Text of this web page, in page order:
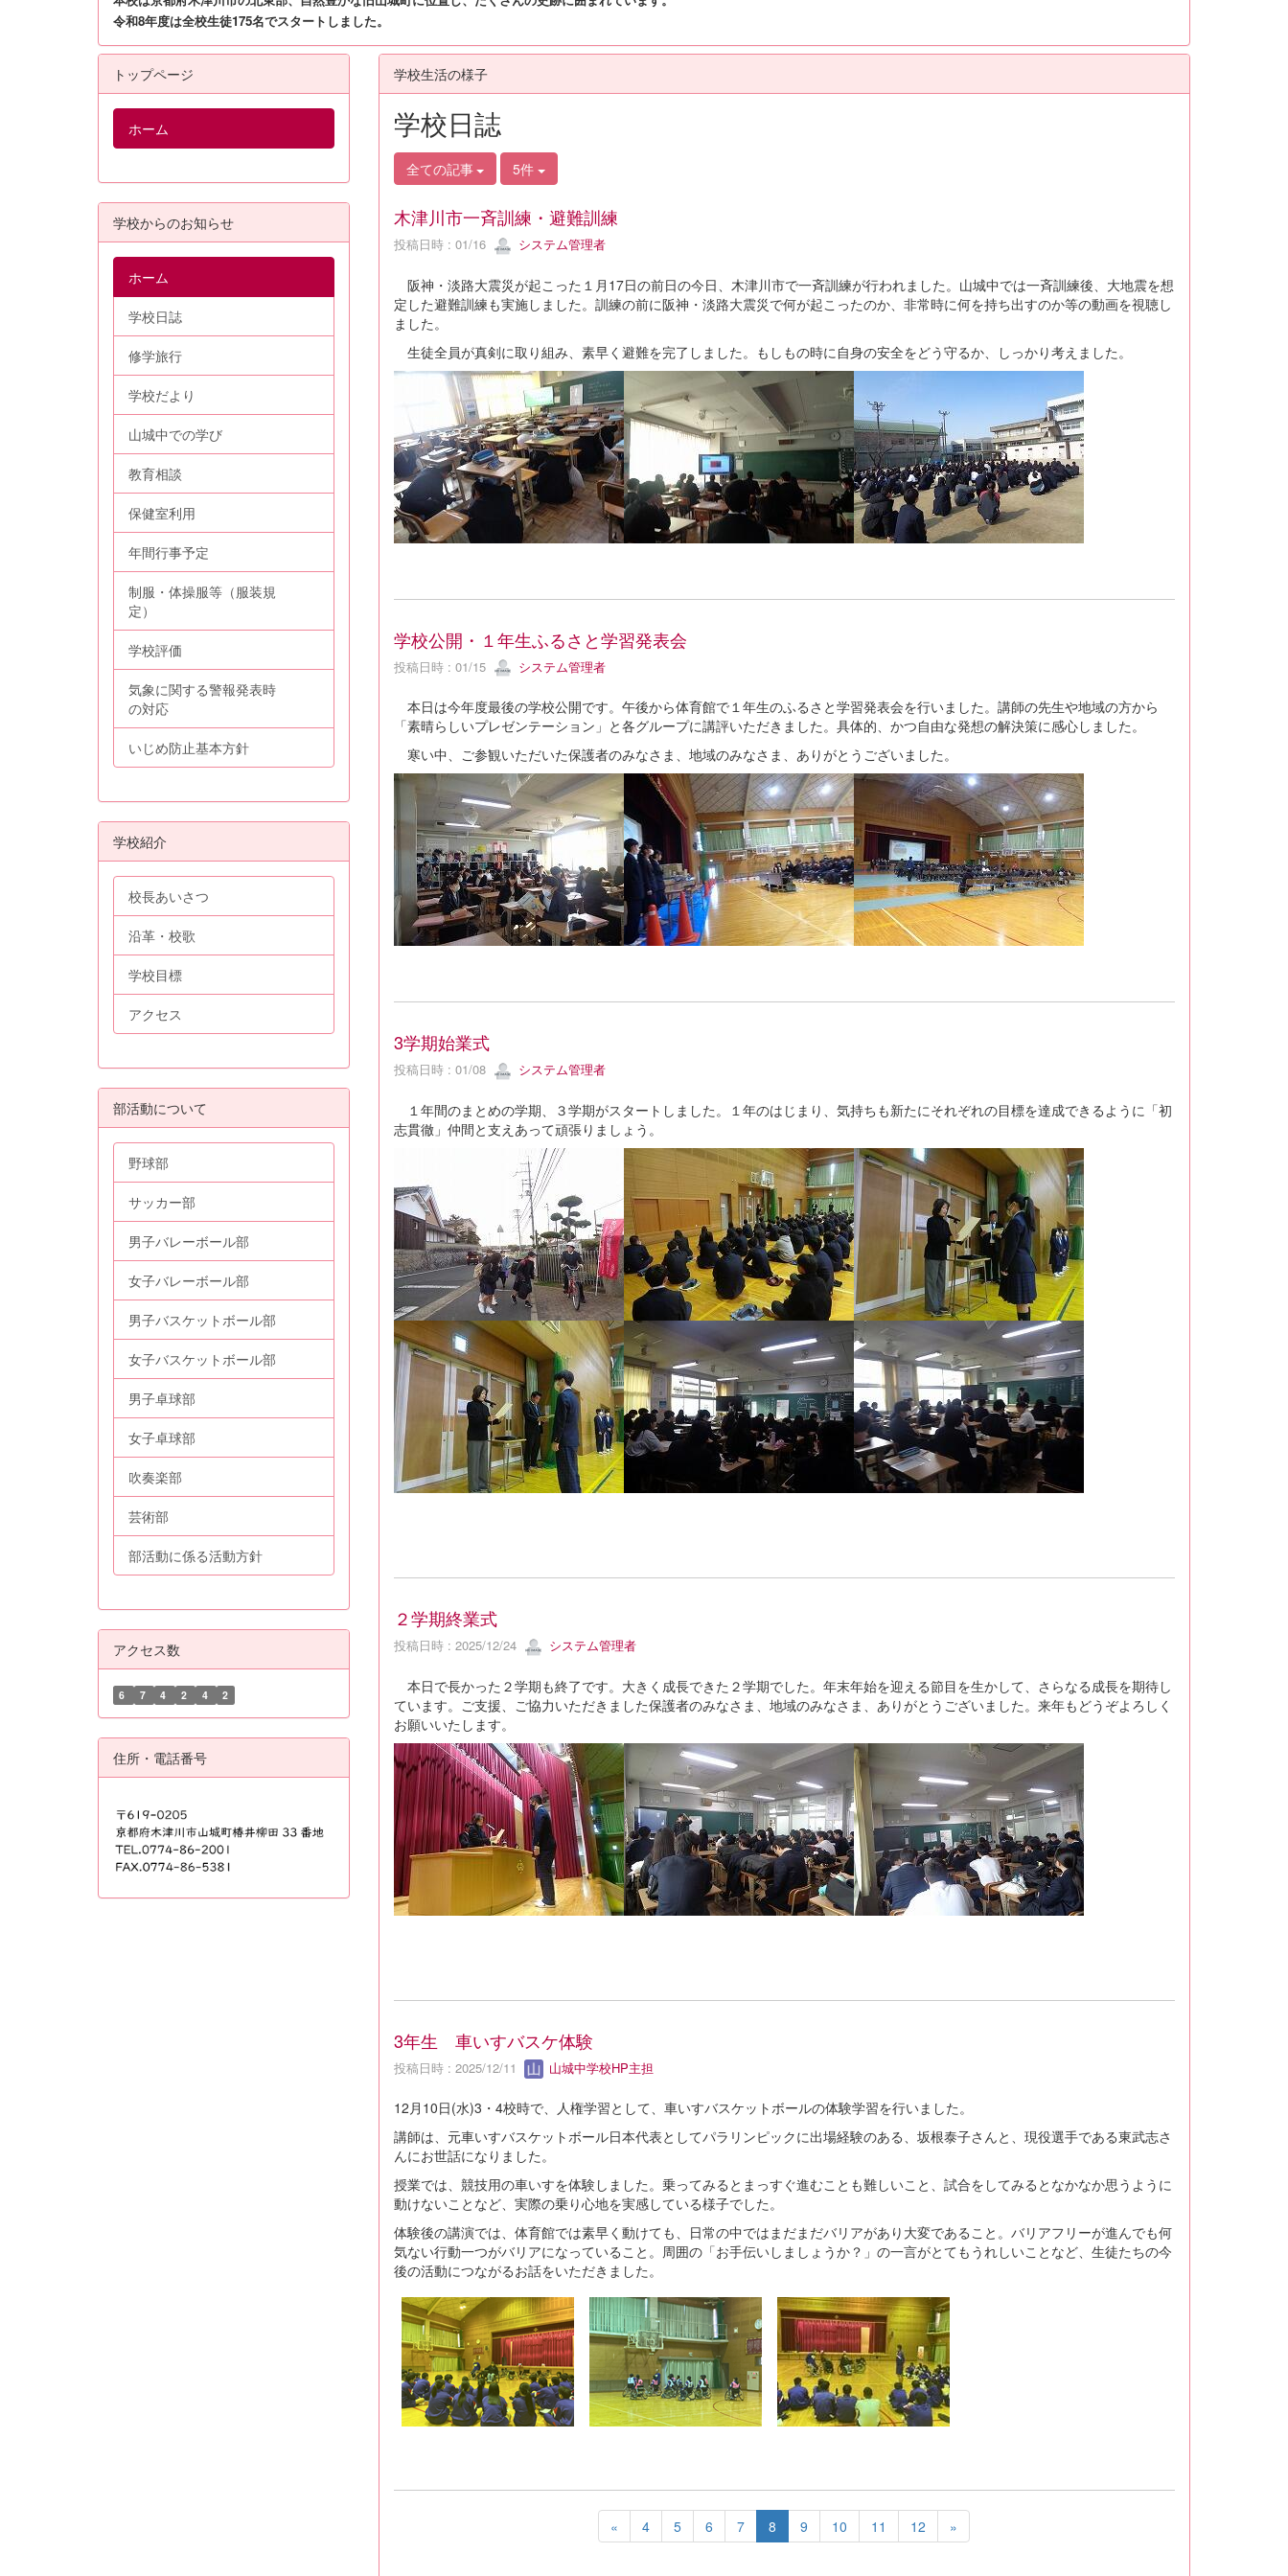
令和8年度は全校生徒175名でスタートしました。
学校生活の様子
学校日誌
全ての記事 5件
木津川市一斉訓練・避難訓練
投稿日時 : 01/16 システム管理者
阪神・淡路大震災が起こった１月17日の前日の今日、木津川市で一斉訓練が行われました。山城中では一斉訓練後、大地震を想
定した避難訓練も実施しました。訓練の前に阪神・淡路大震災で何が起こったのか、非常時に何を持ち出すのか等の動画を視聴し
ました。
生徒全員が真剣に取り組み、素早く避難を完了しました。もしもの時に自身の安全をどう守るか、しっかり考えました。
学校公開・１年生ふるさと学習発表会
投稿日時 : 01/15 システム管理者
本日は今年度最後の学校公開です。午後から体育館で１年生のふるさと学習発表会を行いました。講師の先生や地域の方から
「素晴らしいプレゼンテーション」と各グループに講評いただきました。具体的、かつ自由な発想の解決策に感心しました。
寒い中、ご参観いただいた保護者のみなさま、地域のみなさま、ありがとうございました。
3学期始業式
投稿日時 : 01/08 システム管理者
１年間のまとめの学期、３学期がスタートしました。１年のはじまり、気持ちも新たにそれぞれの目標を達成できるように「初
志貫徹」仲間と支えあって頑張りましょう。
２学期終業式
投稿日時 : 2025/12/24 システム管理者
本日で長かった２学期も終了です。大きく成長できた２学期でした。年末年始を迎える節目を生かして、さらなる成長を期待し
ています。ご支援、ご協力いただきました保護者のみなさま、地域のみなさま、ありがとうございました。来年もどうぞよろしく
お願いいたします。
3年生 車いすバスケ体験
投稿日時 : 2025/12/11 山城中学校HP主担
12月10日(水)3・4校時で、人権学習として、車いすバスケットボールの体験学習を行いました。
講師は、元車いすバスケットボール日本代表としてパラリンピックに出場経験のある、坂根泰子さんと、現役選手である東武志さ
んにお世話になりました。
授業では、競技用の車いすを体験しました。乗ってみるとまっすぐ進むことも難しいこと、試合をしてみるとなかなか思うように
動けないことなど、実際の乗り心地を実感している様子でした。
体験後の講演では、体育館では素早く動けても、日常の中ではまだまだバリアがあり大変であること。バリアフリーが進んでも何
気ない行動一つがバリアになっていること。周囲の「お手伝いしましょうか？」の一言がとてもうれしいことなど、生徒たちの今
後の活動につながるお話をいただきました。
« 4 5 6 7 8 9 10 11 12 »
トップページ
ホーム
学校からのお知らせ
ホーム
学校日誌
修学旅行
学校だより
山城中での学び
教育相談
保健室利用
年間行事予定
制服・体操服等（服装規
定）
学校評価
気象に関する警報発表時
の対応
いじめ防止基本方針
学校紹介
校長あいさつ
沿革・校歌
学校目標
アクセス
部活動について
野球部
サッカー部
男子バレーボール部
女子バレーボール部
男子バスケットボール部
女子バスケットボール部
男子卓球部
女子卓球部
吹奏楽部
芸術部
部活動に係る活動方針
アクセス数
6 7 4 2 4 2
住所・電話番号